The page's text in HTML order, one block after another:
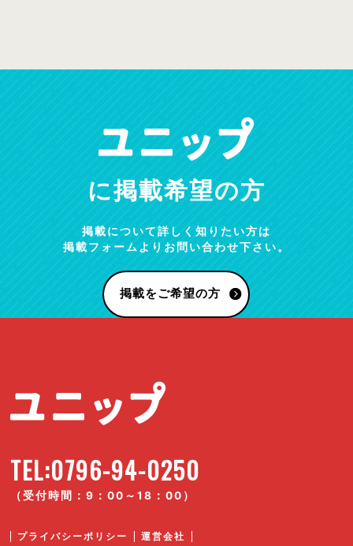
に掲載希望の方
掲載について詳しく知りたい方は
掲載フォームよりお問い合わせ下さい。
掲載をご希望の方
TEL:0796-94-0250
（受付時間：9：00～18：00）
プライバシーポリシー 運営会社